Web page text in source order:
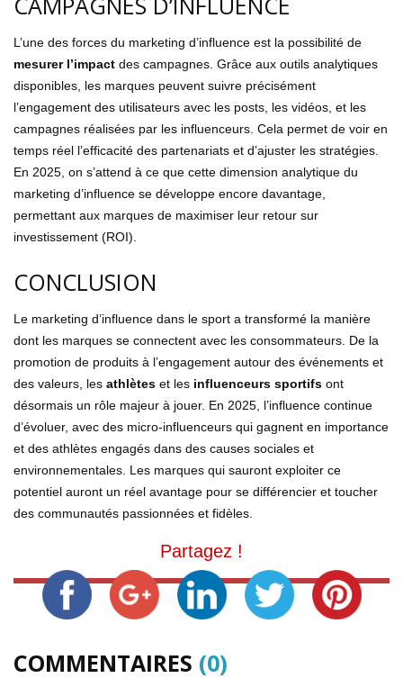
L’une des forces du marketing d’influence est la possibilité de
mesurer l’impact des campagnes. Grâce aux outils analytiques
disponibles, les marques peuvent suivre précisément
l’engagement des utilisateurs avec les posts, les vidéos, et les
campagnes réalisées par les influenceurs. Cela permet de voir en
temps réel l’efficacité des partenariats et d’ajuster les stratégies.
En 2025, on s’attend à ce que cette dimension analytique du
marketing d’influence se développe encore davantage,
permettant aux marques de maximiser leur retour sur
investissement (ROI).
CONCLUSION
Le marketing d’influence dans le sport a transformé la manière
dont les marques se connectent avec les consommateurs. De la
promotion de produits à l’engagement autour des événements et
des valeurs, les athlètes et les influenceurs sportifs ont
désormais un rôle majeur à jouer. En 2025, l’influence continue
d’évoluer, avec des micro-influenceurs qui gagnent en importance
et des athlètes engagés dans des causes sociales et
environnementales. Les marques qui sauront exploiter ce
potentiel auront un réel avantage pour se différencier et toucher
des communautés passionnées et fidèles.
Partagez !
COMMENTAIRES (0)